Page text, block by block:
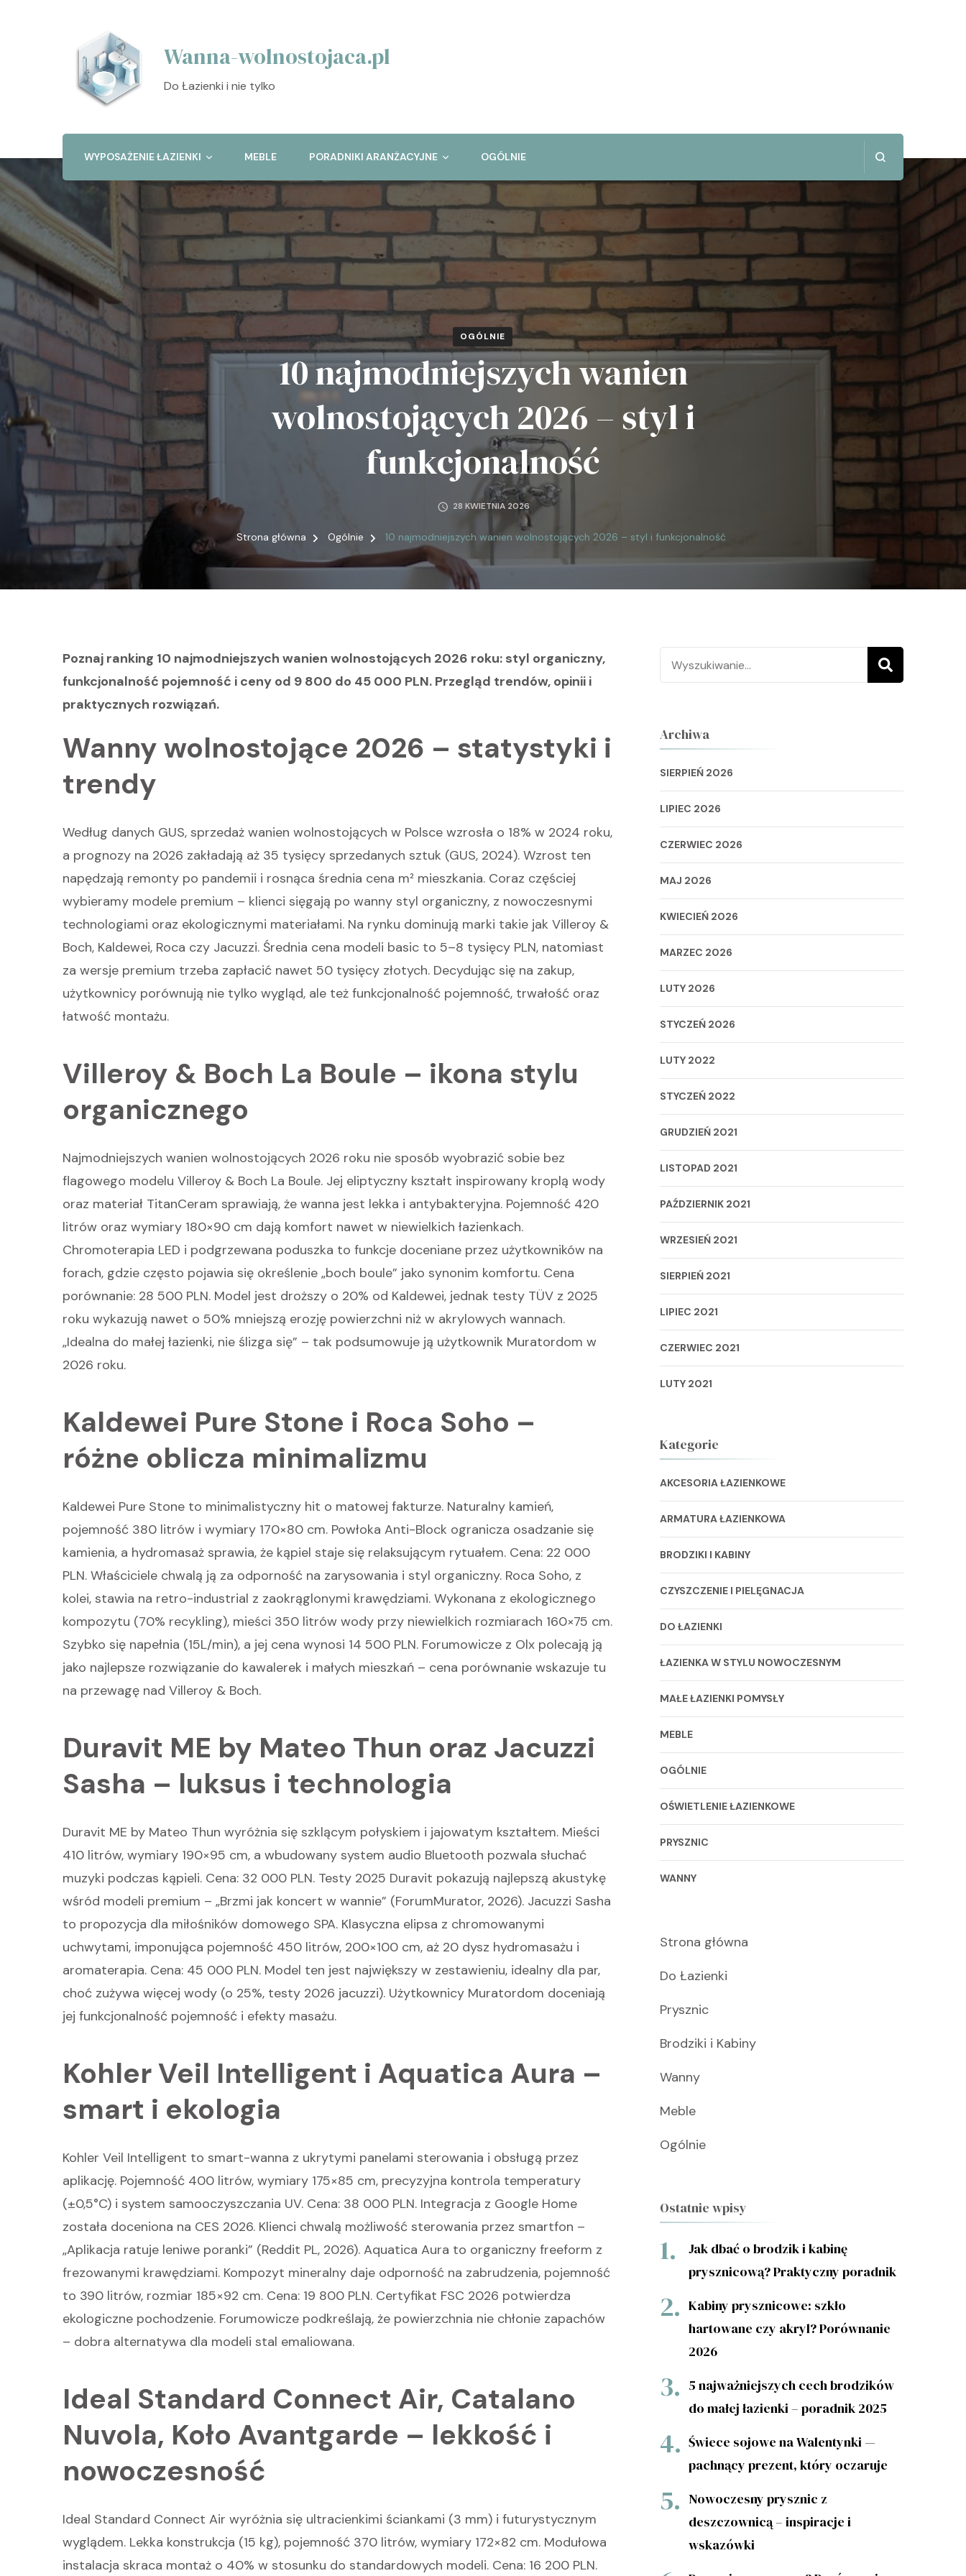
Wanna-wolnostojaca.pl
Do Łazienki i nie tylko
WYPOSAŻENIE ŁAZIENKI MEBLE PORADNIKI ARANŻACYJNE OGÓLNIE
OGÓLNIE
10 najmodniejszych wanien
wolnostojących 2026 – styl i
funkcjonalność
28 KWIETNIA 2026
Strona główna Ogólnie 10 najmodniejszych wanien wolnostojących 2026 – styl i funkcjonalność
Poznaj ranking 10 najmodniejszych wanien wolnostojących 2026 roku: styl organiczny,
funkcjonalność pojemność i ceny od 9 800 do 45 000 PLN. Przegląd trendów, opinii i
praktycznych rozwiązań.
Wanny wolnostojące 2026 – statystyki i
trendy
Według danych GUS, sprzedaż wanien wolnostojących w Polsce wzrosła o 18% w 2024 roku,
a prognozy na 2026 zakładają aż 35 tysięcy sprzedanych sztuk (GUS, 2024). Wzrost ten
napędzają remonty po pandemii i rosnąca średnia cena m² mieszkania. Coraz częściej
wybieramy modele premium – klienci sięgają po wanny styl organiczny, z nowoczesnymi
technologiami oraz ekologicznymi materiałami. Na rynku dominują marki takie jak Villeroy &
Boch, Kaldewei, Roca czy Jacuzzi. Średnia cena modeli basic to 5–8 tysięcy PLN, natomiast
za wersje premium trzeba zapłacić nawet 50 tysięcy złotych. Decydując się na zakup,
użytkownicy porównują nie tylko wygląd, ale też funkcjonalność pojemność, trwałość oraz
łatwość montażu.
Villeroy & Boch La Boule – ikona stylu
organicznego
Najmodniejszych wanien wolnostojących 2026 roku nie sposób wyobrazić sobie bez
flagowego modelu Villeroy & Boch La Boule. Jej eliptyczny kształt inspirowany kroplą wody
oraz materiał TitanCeram sprawiają, że wanna jest lekka i antybakteryjna. Pojemność 420
litrów oraz wymiary 180×90 cm dają komfort nawet w niewielkich łazienkach.
Chromoterapia LED i podgrzewana poduszka to funkcje doceniane przez użytkowników na
forach, gdzie często pojawia się określenie „boch boule” jako synonim komfortu. Cena
porównanie: 28 500 PLN. Model jest droższy o 20% od Kaldewei, jednak testy TÜV z 2025
roku wykazują nawet o 50% mniejszą erozję powierzchni niż w akrylowych wannach.
„Idealna do małej łazienki, nie ślizga się” – tak podsumowuje ją użytkownik Muratordom w
2026 roku.
Kaldewei Pure Stone i Roca Soho –
różne oblicza minimalizmu
Kaldewei Pure Stone to minimalistyczny hit o matowej fakturze. Naturalny kamień,
pojemność 380 litrów i wymiary 170×80 cm. Powłoka Anti-Block ogranicza osadzanie się
kamienia, a hydromasaż sprawia, że kąpiel staje się relaksującym rytuałem. Cena: 22 000
PLN. Właściciele chwalą ją za odporność na zarysowania i styl organiczny. Roca Soho, z
kolei, stawia na retro-industrial z zaokrąglonymi krawędziami. Wykonana z ekologicznego
kompozytu (70% recykling), mieści 350 litrów wody przy niewielkich rozmiarach 160×75 cm.
Szybko się napełnia (15L/min), a jej cena wynosi 14 500 PLN. Forumowicze z Olx polecają ją
jako najlepsze rozwiązanie do kawalerek i małych mieszkań – cena porównanie wskazuje tu
na przewagę nad Villeroy & Boch.
Duravit ME by Mateo Thun oraz Jacuzzi
Sasha – luksus i technologia
Duravit ME by Mateo Thun wyróżnia się szklącym połyskiem i jajowatym kształtem. Mieści
410 litrów, wymiary 190×95 cm, a wbudowany system audio Bluetooth pozwala słuchać
muzyki podczas kąpieli. Cena: 32 000 PLN. Testy 2025 Duravit pokazują najlepszą akustykę
wśród modeli premium – „Brzmi jak koncert w wannie” (ForumMurator, 2026). Jacuzzi Sasha
to propozycja dla miłośników domowego SPA. Klasyczna elipsa z chromowanymi
uchwytami, imponująca pojemność 450 litrów, 200×100 cm, aż 20 dysz hydromasażu i
aromaterapia. Cena: 45 000 PLN. Model ten jest największy w zestawieniu, idealny dla par,
choć zużywa więcej wody (o 25%, testy 2026 jacuzzi). Użytkownicy Muratordom doceniają
jej funkcjonalność pojemność i efekty masażu.
Kohler Veil Intelligent i Aquatica Aura –
smart i ekologia
Kohler Veil Intelligent to smart-wanna z ukrytymi panelami sterowania i obsługą przez
aplikację. Pojemność 400 litrów, wymiary 175×85 cm, precyzyjna kontrola temperatury
(±0,5°C) i system samooczyszczania UV. Cena: 38 000 PLN. Integracja z Google Home
została doceniona na CES 2026. Klienci chwalą możliwość sterowania przez smartfon –
„Aplikacja ratuje leniwe poranki” (Reddit PL, 2026). Aquatica Aura to organiczny freeform z
frezowanymi krawędziami. Kompozyt mineralny daje odporność na zabrudzenia, pojemność
to 390 litrów, rozmiar 185×92 cm. Cena: 19 800 PLN. Certyfikat FSC 2026 potwierdza
ekologiczne pochodzenie. Forumowicze podkreślają, że powierzchnia nie chłonie zapachów
– dobra alternatywa dla modeli stal emaliowana.
Ideal Standard Connect Air, Catalano
Nuvola, Koło Avantgarde – lekkość i
nowoczesność
Ideal Standard Connect Air wyróżnia się ultracienkimi ściankami (3 mm) i futurystycznym
wyglądem. Lekka konstrukcja (15 kg), pojemność 370 litrów, wymiary 172×82 cm. Modułowa
instalacja skraca montaż o 40% w stosunku do standardowych modeli. Cena: 16 200 PLN.
Szukaj:
Archiwa
SIERPIEŃ 2026
LIPIEC 2026
CZERWIEC 2026
MAJ 2026
KWIECIEŃ 2026
MARZEC 2026
LUTY 2026
STYCZEŃ 2026
LUTY 2022
STYCZEŃ 2022
GRUDZIEŃ 2021
LISTOPAD 2021
PAŹDZIERNIK 2021
WRZESIEŃ 2021
SIERPIEŃ 2021
LIPIEC 2021
CZERWIEC 2021
LUTY 2021
Kategorie
AKCESORIA ŁAZIENKOWE
ARMATURA ŁAZIENKOWA
BRODZIKI I KABINY
CZYSZCZENIE I PIELĘGNACJA
DO ŁAZIENKI
ŁAZIENKA W STYLU NOWOCZESNYM
MAŁE ŁAZIENKI POMYSŁY
MEBLE
OGÓLNIE
OŚWIETLENIE ŁAZIENKOWE
PRYSZNIC
WANNY
Strona główna
Do Łazienki
Prysznic
Brodziki i Kabiny
Wanny
Meble
Ogólnie
Ostatnie wpisy
Jak dbać o brodzik i kabinę
prysznicową? Praktyczny poradnik
Kabiny prysznicowe: szkło
hartowane czy akryl? Porównanie
2026
5 najważniejszych cech brodzików
do małej łazienki – poradnik 2025
Świece sojowe na Walentynki —
pachnący prezent, który oczaruje
Nowoczesny prysznic z
deszczownicą – inspiracje i
wskazówki